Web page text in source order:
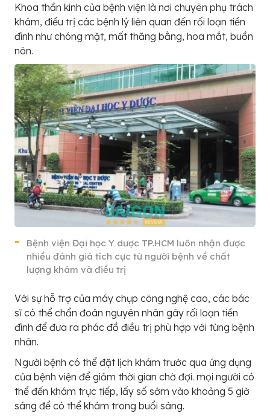
Khoa thần kinh của bệnh viện là nơi chuyên phụ trách
khám, điều trị các bệnh lý liên quan đến rối loạn tiền
đình như chóng mặt, mất thăng bằng, hoa mắt, buồn
nôn.
Bệnh viện Đại học Y dược TP.HCM luôn nhận được
nhiều đánh giá tích cực từ người bệnh về chất
lượng khám và điều trị
Với sự hỗ trợ của máy chụp công nghệ cao, các bác
sĩ có thể chẩn đoán nguyên nhân gây rối loạn tiền
đình để đưa ra phác đồ điều trị phù hợp với từng bệnh
nhân.
Người bệnh có thể đặt lịch khám trước qua ứng dụng
của bệnh viện để giảm thời gian chờ đợi. mọi người có
thể đến khám trực tiếp, lấy số sớm vào khoảng 5 giờ
sáng để có thể khám trong buổi sáng.